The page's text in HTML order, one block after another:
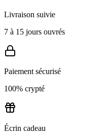
Livraison suivie
7 à 15 jours ouvrés
Paiement sécurisé
100% crypté
Écrin cadeau